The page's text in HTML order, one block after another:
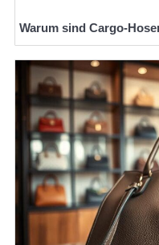
Warum sind Cargo-